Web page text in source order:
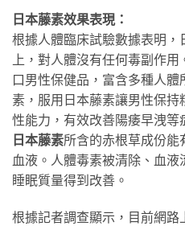
日本藤素效果表現：
根據人體臨床試驗數據表明，
上，對人體沒有任何毒副作用
口男性保健品，富含多種人
素，服用日本藤素讓男性保
性能力，有效改善陽痿早洩等
日本藤素所含的赤根草成份能
血液。人體毒素被清除、血液
睡眠質量得到改善。
根據記者調查顯示，目前網